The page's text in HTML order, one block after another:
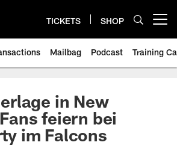
TICKETS SHOP
Mailbag Podcast Training
in New
feiern bei
im Falcons